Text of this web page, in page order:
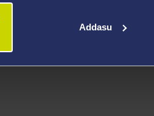
Addasu